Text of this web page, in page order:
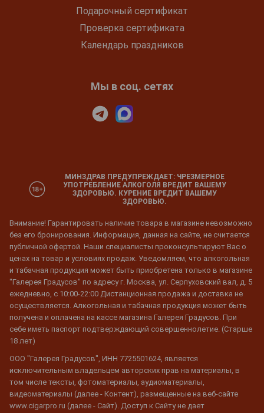
Подарочный сертификат
Проверка сертификата
Календарь праздников
Мы в соц. сетях
МИНЗДРАВ ПРЕДУПРЕЖДАЕТ: ЧРЕЗМЕРНОЕ
УПОТРЕБЛЕНИЕ АЛКОГОЛЯ ВРЕДИТ ВАШЕМУ
ЗДОРОВЬЮ. КУРЕНИЕ ВРЕДИТ ВАШЕМУ
ЗДОРОВЬЮ.
Внимание! Гарантировать наличие товара в магазине невозможно
без его бронирования. Информация, данная на сайте, не считается
публичной офертой. Наши специалисты проконсультируют Вас о
ценах на товар и условиях продаж. Уведомляем, что алкогольная
и табачная продукция может быть приобретена только в магазине
"Галерея Градусов" по адресу г. Москва, ул. Серпуховский вал, д. 5
ежедневно, с 10:00-22:00 Дистанционная продажа и доставка не
осуществляется. Алкогольная и табачная продукция может быть
получена и оплачена на кассе магазина Галерея Градусов. При
себе иметь паспорт подтверждающий совершеннолетие. (Старше
18 лет)
ООО "Галерея Градусов", ИНН 7725501624, является
исключительным владельцем авторских прав на материалы, в
том числе тексты, фотоматериалы, аудиоматериалы,
видеоматериалы (далее - Контент), размещенные на веб-сайте
www.cigarpro.ru (далее - Сайт). Доступ к Сайту не дает